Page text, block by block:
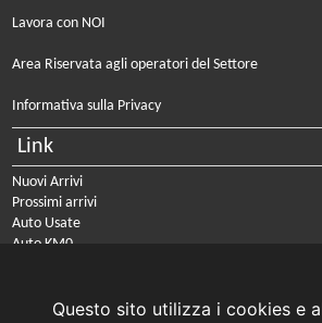
Questo sito utilizza i cookies e
Lavora con NOI
Area Riservata agli operatori del Settore
Informativa sulla Privacy
Link
Nuovi Arrivi
Prossimi arrivi
Auto Usate
Auto KM0